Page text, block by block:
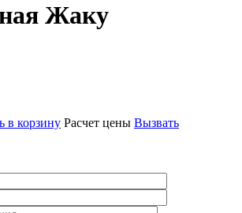
Жаку
в корзину Расчет цены Вызвать